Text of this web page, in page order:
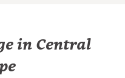
in Central